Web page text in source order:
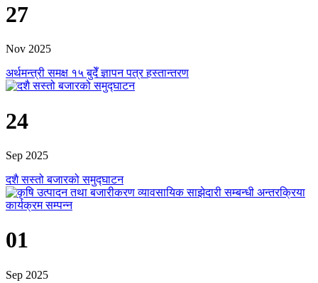
27
Nov 2025
अर्थमन्त्री समक्ष १५ बुदेँ ज्ञापन पत्र हस्तान्तरण
24
Sep 2025
दशै सस्तो बजारको समुद्घाटन
01
Sep 2025